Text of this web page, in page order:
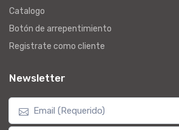
Catalogo
Botón de arrepentimiento
Registrate como cliente
Newsletter